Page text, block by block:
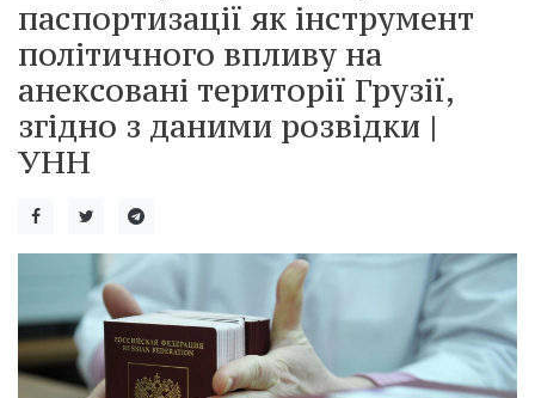
паспортизації як інструмент
політичного впливу на
анексовані території Грузії,
згідно з даними розвідки |
УНН